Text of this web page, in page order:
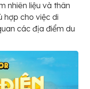
nhiên liệu và thân
hợp cho việc di
các địa điểm du